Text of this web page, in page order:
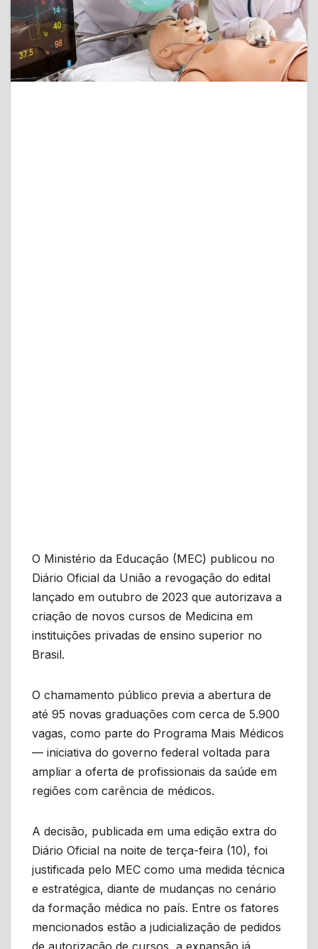
O Ministério da Educação (MEC) publicou no
Diário Oficial da União a revogação do edital
lançado em outubro de 2023 que autorizava a
criação de novos cursos de Medicina em
instituições privadas de ensino superior no
Brasil.
O chamamento público previa a abertura de
até 95 novas graduações com cerca de 5.900
vagas, como parte do Programa Mais Médicos
— iniciativa do governo federal voltada para
ampliar a oferta de profissionais da saúde em
regiões com carência de médicos.
A decisão, publicada em uma edição extra do
Diário Oficial na noite de terça-feira (10), foi
justificada pelo MEC como uma medida técnica
e estratégica, diante de mudanças no cenário
da formação médica no país. Entre os fatores
mencionados estão a judicialização de pedidos
de autorização de cursos, a expansão já